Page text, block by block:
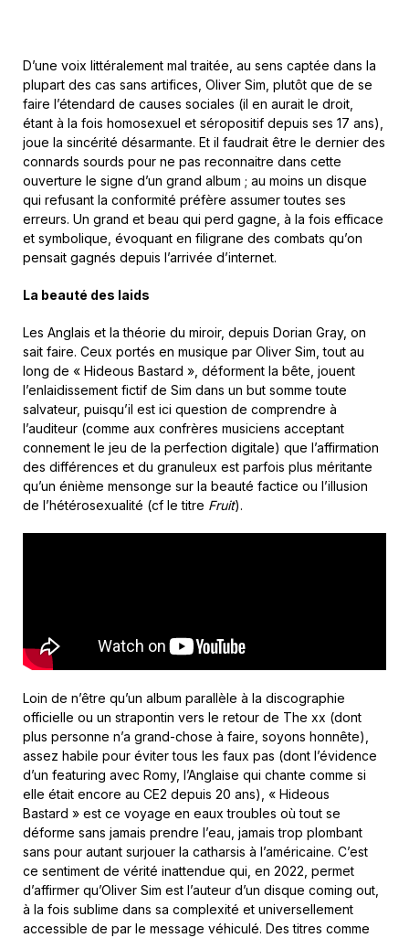
D’une voix littéralement mal traitée, au sens captée dans la
plupart des cas sans artifices, Oliver Sim, plutôt que de se
faire l’étendard de causes sociales (il en aurait le droit,
étant à la fois homosexuel et séropositif depuis ses 17 ans),
joue la sincérité désarmante. Et il faudrait être le dernier des
connards sourds pour ne pas reconnaitre dans cette
ouverture le signe d’un grand album ; au moins un disque
qui refusant la conformité préfère assumer toutes ses
erreurs. Un grand et beau qui perd gagne, à la fois efficace
et symbolique, évoquant en filigrane des combats qu’on
pensait gagnés depuis l’arrivée d’internet.
La beauté des laids
Les Anglais et la théorie du miroir, depuis Dorian Gray, on
sait faire. Ceux portés en musique par Oliver Sim, tout au
long de « Hideous Bastard », déforment la bête, jouent
l’enlaidissement fictif de Sim dans un but somme toute
salvateur, puisqu’il est ici question de comprendre à
l’auditeur (comme aux confrères musiciens acceptant
connement le jeu de la perfection digitale) que l’affirmation
des différences et du granuleux est parfois plus méritante
qu’un énième mensonge sur la beauté factice ou l’illusion
de l’hétérosexualité (cf le titre Fruit).
Loin de n’être qu’un album parallèle à la discographie
officielle ou un strapontin vers le retour de The xx (dont
plus personne n’a grand-chose à faire, soyons honnête),
assez habile pour éviter tous les faux pas (dont l’évidence
d’un featuring avec Romy, l’Anglaise qui chante comme si
elle était encore au CE2 depuis 20 ans), « Hideous
Bastard » est ce voyage en eaux troubles où tout se
déforme sans jamais prendre l’eau, jamais trop plombant
sans pour autant surjouer la catharsis à l’américaine. C’est
ce sentiment de vérité inattendue qui, en 2022, permet
d’affirmer qu’Oliver Sim est l’auteur d’un disque coming out,
à la fois sublime dans sa complexité et universellement
accessible de par le message véhiculé. Des titres comme